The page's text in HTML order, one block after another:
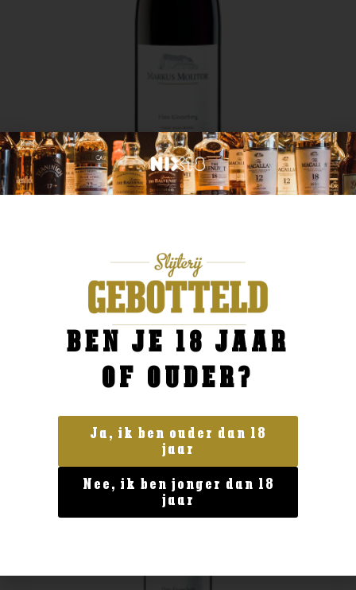
Duitsland
BEN JE 18 JAAR
OF OUDER?
Ja, ik ben ouder dan 18
jaar
Nee, ik ben jonger dan 18
jaar